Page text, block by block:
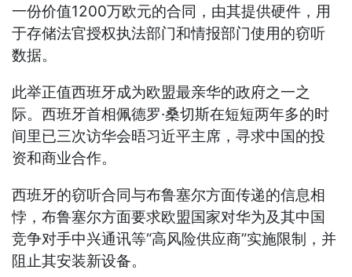
一份价值1200万欧元的合同，由其提供硬件，用
于存储法官授权执法部门和情报部门使用的窃听
数据。
此举正值西班牙成为欧盟最亲华的政府之一之
际。西班牙首相佩德罗·桑切斯在短短两年多的时
间里已三次访华会晤习近平主席，寻求中国的投
资和商业合作。
西班牙的窃听合同与布鲁塞尔方面传递的信息相
悖，布鲁塞尔方面要求欧盟国家对华为及其中国
竞争对手中兴通讯等“高风险供应商”实施限制，并
阻止其安装新设备。